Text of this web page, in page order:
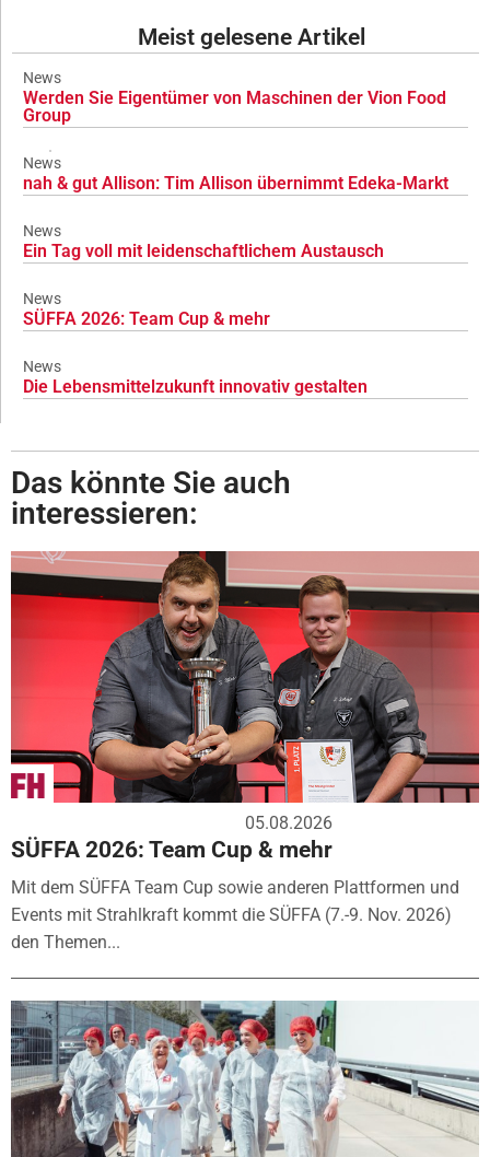
Meist gelesene Artikel
News
Werden Sie Eigentümer von Maschinen der Vion Food
Group
News
nah & gut Allison: Tim Allison übernimmt Edeka-Markt
News
Ein Tag voll mit leidenschaftlichem Austausch
News
SÜFFA 2026: Team Cup & mehr
News
Die Lebensmittelzukunft innovativ gestalten
Das könnte Sie auch
interessieren:
05.08.2026
SÜFFA 2026: Team Cup & mehr
Mit dem SÜFFA Team Cup sowie anderen Plattformen und
Events mit Strahlkraft kommt die SÜFFA (7.-9. Nov. 2026)
den Themen...